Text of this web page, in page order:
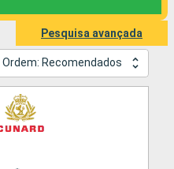
Pesquisa avançada
Ordem: Recomendados